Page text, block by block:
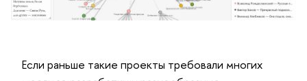
Если раньше такие проекты требовали многих